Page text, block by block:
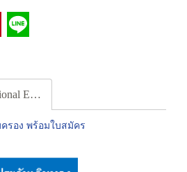
Travel Guard International Extra
รอง พร้อมใบสมัคร